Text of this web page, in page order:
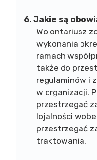
6. Jakie są
Wolontariusz
wykonania
ramach
także do
regulaminów i
w organizacji.
przestrzegać
lojalności
przestrzegać
traktowania.